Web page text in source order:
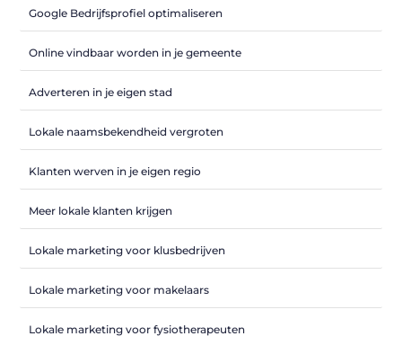
Google Bedrijfsprofiel optimaliseren
Online vindbaar worden in je gemeente
Adverteren in je eigen stad
Lokale naamsbekendheid vergroten
Klanten werven in je eigen regio
Meer lokale klanten krijgen
Lokale marketing voor klusbedrijven
Lokale marketing voor makelaars
Lokale marketing voor fysiotherapeuten